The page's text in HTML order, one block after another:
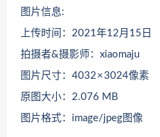
图片信息:
上传时间：2021年12月15日
拍摄者&摄影师：xiaomaju
图片尺寸：4032 × 3024像素
原图大小：2.076 MB
图片格式：image/jpeg图像